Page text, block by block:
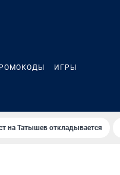
ИГРЫ
на Татышев откладывается